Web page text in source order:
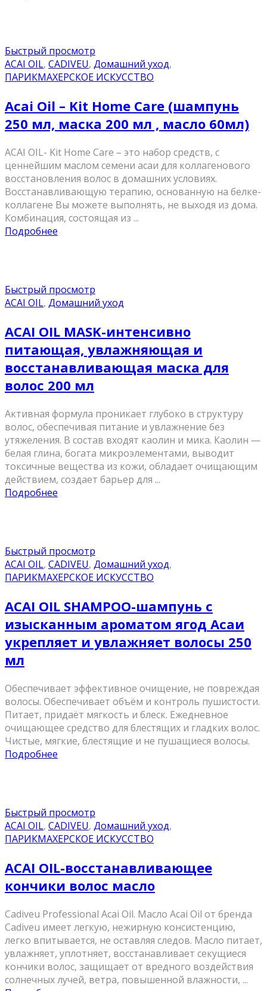
Быстрый просмотр
ACAI OIL, CADIVEU, Домашний уход,
ПАРИКМАХЕРСКОЕ ИСКУССТВО
Acai Oil – Kit Home Care (шампунь
250 мл, маска 200 мл , масло 60мл)
ACAI OIL- Kit Home Care – это набор средств, с
ценнейшим маслом семени асаи для коллагенового
восстановления волос в домашних условиях.
Восстанавливающую терапию, основанную на белке-
коллагене Вы можете выполнять, не выходя из дома.
Комбинация, состоящая из ...
Подробнее
Быстрый просмотр
ACAI OIL, Домашний уход
ACAI OIL MASK-интенсивно
питающая, увлажняющая и
восстанавливающая маска для
волос 200 мл
Активная формула проникает глубоко в структуру
волос, обеспечивая питание и увлажнение без
утяжеления. В состав входят каолин и мика. Каолин —
белая глина, богата микроэлементами, выводит
токсичные вещества из кожи, обладает очищающим
действием, создает барьер для ...
Подробнее
Быстрый просмотр
ACAI OIL, CADIVEU, Домашний уход,
ПАРИКМАХЕРСКОЕ ИСКУССТВО
ACAI OIL SHAMPOO-шампунь с
изысканным ароматом ягод Асаи
укрепляет и увлажняет волосы 250
мл
Обеспечивает эффективное очищение, не повреждая
волосы. Обеспечивает объём и контроль пушистости.
Питает, придаёт мягкость и блеск. Ежедневное
очищающее средство для блестящих и гладких волос.
Чистые, мягкие, блестящие и не пушащиеся волосы.
Подробнее
Быстрый просмотр
ACAI OIL, CADIVEU, Домашний уход,
ПАРИКМАХЕРСКОЕ ИСКУССТВО
ACAI OIL-восстанавливающее
кончики волос масло
Cadiveu Professional Acai Oil. Масло Acai Oil от бренда
Cadiveu имеет легкую, нежирную консистенцию,
легко впитывается, не оставляя следов. Масло питает,
увлажняет, уплотняет, восстанавливает секущиеся
кончики волос, защищает от вредного воздействия
солнечных лучей, ветра, повышенной влажности, ...